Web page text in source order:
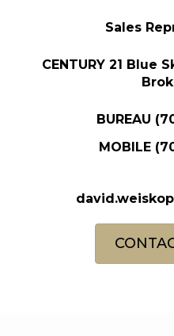
Sales
CENTURY 21 Blue
BUREAU
MOBILE